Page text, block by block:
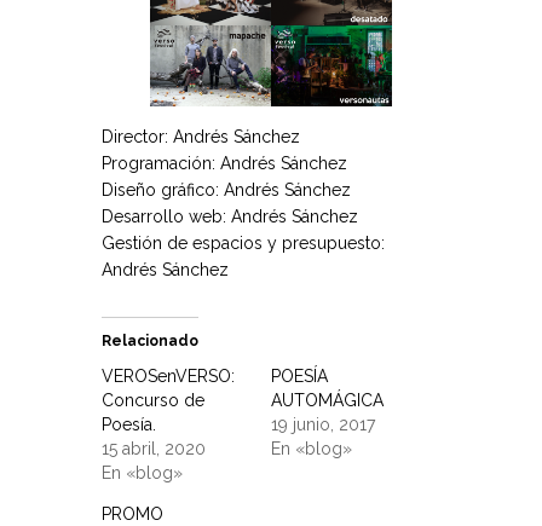
Director: Andrés Sánchez
Programación: Andrés Sánchez
Diseño gráfico: Andrés Sánchez
Desarrollo web: Andrés Sánchez
Gestión de espacios y presupuesto:
Andrés Sánchez
Relacionado
VEROSenVERSO:
Concurso de
Poesía.
15 abril, 2020
En «blog»
POESÍA
AUTOMÁGICA
19 junio, 2017
En «blog»
PROMO